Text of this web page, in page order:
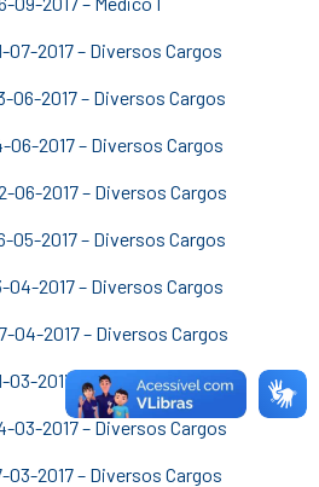
07-2017 – Diversos Cargos
06-2017 – Diversos Cargos
06-2017 – Diversos Cargos
06-2017 – Diversos Cargos
05-2017 – Diversos Cargos
04-2017 – Diversos Cargos
04-2017 – Diversos Cargos
03-2017 – Diversos Cargos
03-2017 – Diversos Cargos
03-2017 – Diversos Cargos